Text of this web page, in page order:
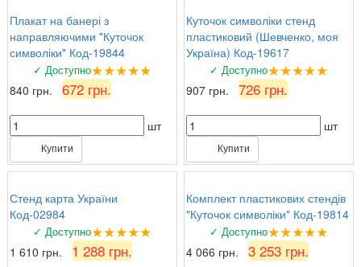
Плакат на банері з
направляючими "Куточок
символіки" Код-19844
✓ Доступно★★★★★
840 грн. 672 грн.
шт
Купити
Куточок символіки стенд
пластиковий (Шевченко, моя
Україна) Код-19617
✓ Доступно★★★★★
907 грн. 726 грн.
шт
Купити
Стенд карта України
Код-02984
✓ Доступно★★★★★
1 610 грн. 1 288 грн.
Комплект пластикових стендів
"Куточок символіки" Код-19814
✓ Доступно★★★★★
4 066 грн. 3 253 грн.